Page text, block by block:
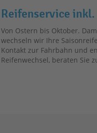
Reifenservice
​Von Ostern bis Oktober.
wechseln wir Ihre
Kontakt zur Fahrbahn und
Reifenwechsel, beraten Sie